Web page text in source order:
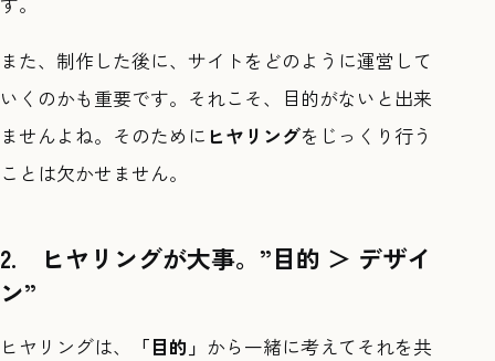
また、制作した後に、サイトをどのように運営して
いくのかも重要です。それこそ、目的がないと出来
ませんよね。そのために ヒヤリングをじっくり行う
ことは欠かせません。
2. ヒヤリングが大事。 ”目的 ＞ デザイ
ン”
ヒヤリングは、 「目的」 から一緒に考えてそれを共